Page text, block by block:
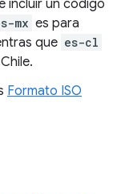
incluir un código
mx es para
que es-cl
Formato ISO